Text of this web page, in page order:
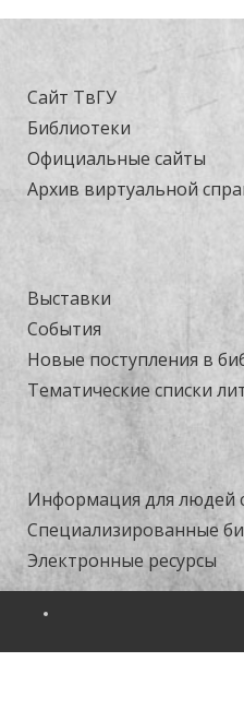
Сайт ТвГУ
Библиотеки
Официальные сайты
Архив виртуальной
Выставки
События
Новые поступления в
Тематические списки
Информация для людей
Специализированные
Электронные ресурсы